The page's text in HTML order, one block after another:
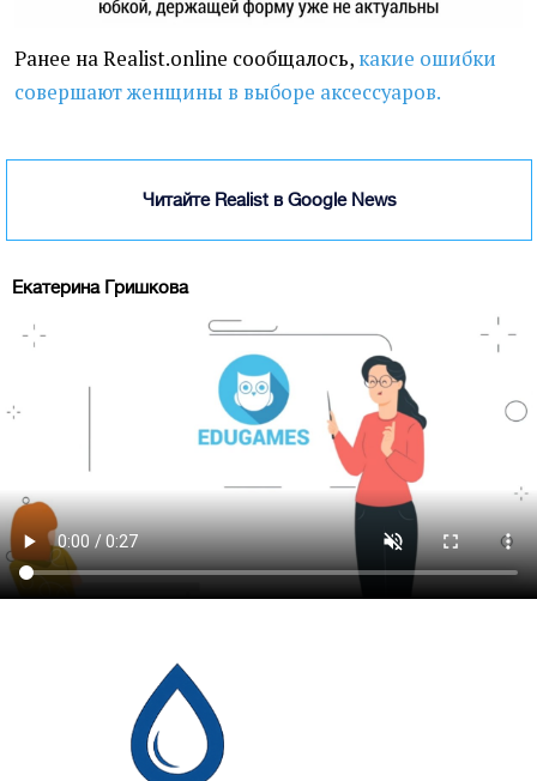
Ранее на Realist.online сообщалось, какие ошибки
совершают женщины в выборе аксессуаров.
Читайте Realist в Google News
Екатерина Гришкова